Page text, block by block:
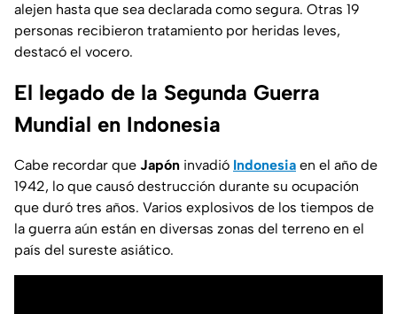
alejen hasta que sea declarada como segura. Otras 19
personas recibieron tratamiento por heridas leves,
destacó el vocero.
El legado de la Segunda Guerra
Mundial en Indonesia
Cabe recordar que Japón invadió Indonesia en el año de
1942, lo que causó destrucción durante su ocupación
que duró tres años. Varios explosivos de los tiempos de
la guerra aún están en diversas zonas del terreno en el
país del sureste asiático.